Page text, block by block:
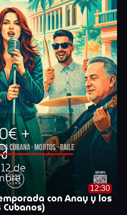
+
de
12:30
con Anay y los